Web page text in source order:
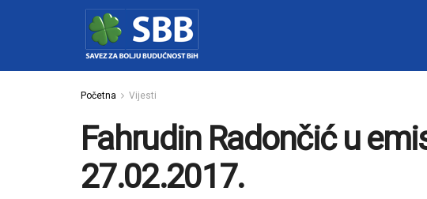
Početna Vijesti
Fahrudin Radončić u
27.02.2017.